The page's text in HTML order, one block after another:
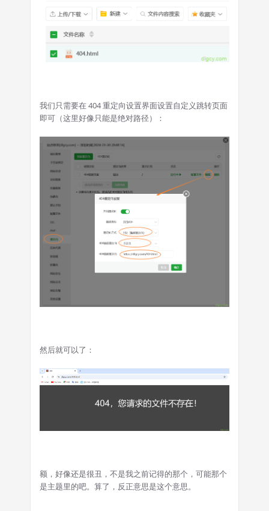
我们只需要在 404 重定向设置界面设置自定义跳转页面
即可（这里好像只能是绝对路径）：
然后就可以了：
额，好像还是很丑，不是我之前记得的那个，可能那个
是主题里的吧。算了，反正意思是这个意思。